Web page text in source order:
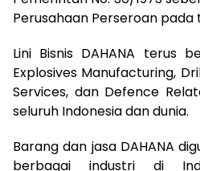
Perusahaan Perseroan pada
Lini Bisnis DAHANA terus
Explosives Manufacturing,
Services, dan Defence
seluruh Indonesia dan dunia.
Barang dan jasa DAHANA
berbagai industri di